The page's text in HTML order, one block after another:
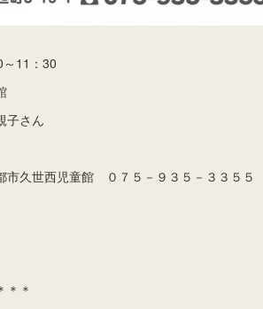
11：30
子さん
市久世西児童館 ０７５－９３５－３３５５
＊＊